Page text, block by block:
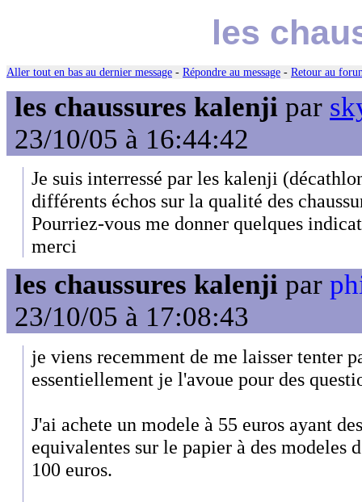
les
Aller tout en bas au dernier message - Répondre au message - Retour au
les chaussures kalenji par
23/10/05 à 16:44:42
Je suis interressé par les kalenji
différents échos sur la qualité des
Pourriez-vous me donner quelques
merci
les chaussures kalenji par
23/10/05 à 17:08:43
je viens recemment de me laisser tenter
essentiellement je l'avoue pour des
J'ai achete un modele à 55 euros ayant
equivalentes sur le papier à des modeles
100 euros.